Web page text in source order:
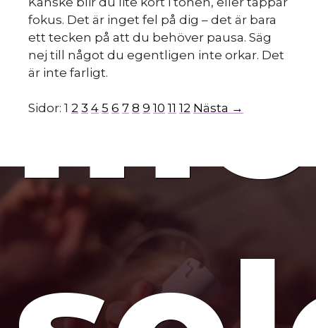
fokus. Det är inget fel på dig – det är bara
ett tecken på att du behöver pausa. Säg
nej till något du egentligen inte orkar. Det
är inte farligt.
Sidor: 1 2 3 4 5 6 7 8 9 10 11 12 Nästa →